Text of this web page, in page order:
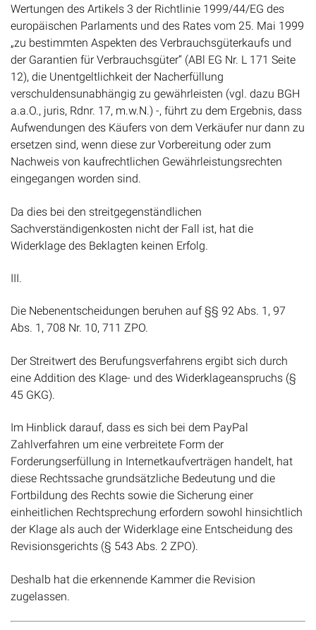
Wertungen des Artikels 3 der Richtlinie 1999/44/EG des
europäischen Parlaments und des Rates vom 25. Mai 1999
„zu bestimmten Aspekten des Verbrauchsgüterkaufs und
der Garantien für Verbrauchsgüter“ (ABl EG Nr. L 171 Seite
12), die Unentgeltlichkeit der Nacherfüllung
verschuldensunabhängig zu gewährleisten (vgl. dazu BGH
a.a.O., juris, Rdnr. 17, m.w.N.) -, führt zu dem Ergebnis, dass
Aufwendungen des Käufers von dem Verkäufer nur dann zu
ersetzen sind, wenn diese zur Vorbereitung oder zum
Nachweis von kaufrechtlichen Gewährleistungsrechten
eingegangen worden sind.
Da dies bei den streitgegenständlichen
Sachverständigenkosten nicht der Fall ist, hat die
Widerklage des Beklagten keinen Erfolg.
III.
Die Nebenentscheidungen beruhen auf §§ 92 Abs. 1, 97
Abs. 1, 708 Nr. 10, 711 ZPO.
Der Streitwert des Berufungsverfahrens ergibt sich durch
eine Addition des Klage- und des Widerklageanspruchs (§
45 GKG).
Im Hinblick darauf, dass es sich bei dem PayPal
Zahlverfahren um eine verbreitete Form der
Forderungserfüllung in Internetkaufverträgen handelt, hat
diese Rechtssache grundsätzliche Bedeutung und die
Fortbildung des Rechts sowie die Sicherung einer
einheitlichen Rechtsprechung erfordern sowohl hinsichtlich
der Klage als auch der Widerklage eine Entscheidung des
Revisionsgerichts (§ 543 Abs. 2 ZPO).
Deshalb hat die erkennende Kammer die Revision
zugelassen.